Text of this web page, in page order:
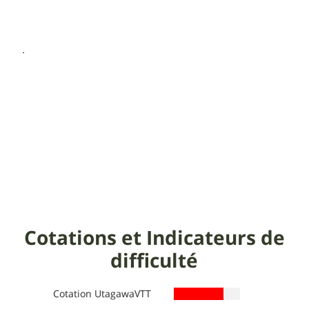
Cotations et Indicateurs de
difficulté
Cotation UtagawaVTT